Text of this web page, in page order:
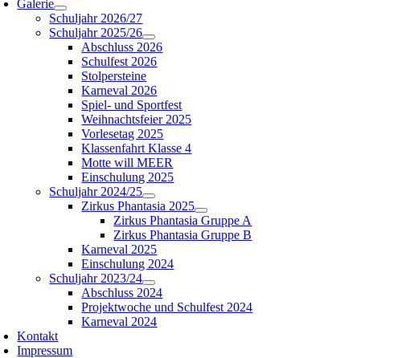
Galerie
Schuljahr 2026/27
Schuljahr 2025/26
Abschluss 2026
Schulfest 2026
Stolpersteine
Karneval 2026
Spiel- und Sportfest
Weihnachtsfeier 2025
Vorlesetag 2025
Klassenfahrt Klasse 4
Motte will MEER
Einschulung 2025
Schuljahr 2024/25
Zirkus Phantasia 2025
Zirkus Phantasia Gruppe A
Zirkus Phantasia Gruppe B
Karneval 2025
Einschulung 2024
Schuljahr 2023/24
Abschluss 2024
Projektwoche und Schulfest 2024
Karneval 2024
Kontakt
Impressum